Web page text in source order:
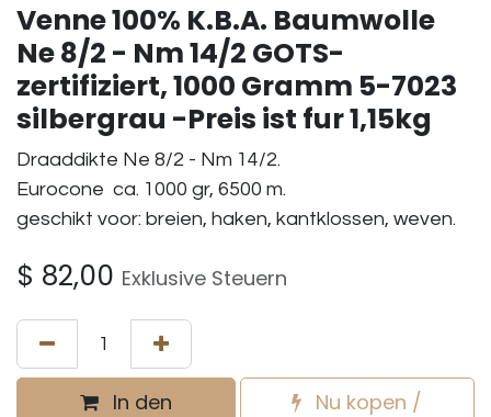
Venne 100% K.B.A. Baumwolle
Ne 8/2 - Nm 14/2 GOTS-
zertifiziert, 1000 Gramm 5-7023
silbergrau -Preis ist fur 1,15kg
Draaddikte Ne 8/2 - Nm 14/2.
Eurocone ca. 1000 gr, 6500 m.
geschikt voor: breien, haken, kantklossen, weven.
$ 82,00 Exklusive Steuern
In den
Nu kopen /